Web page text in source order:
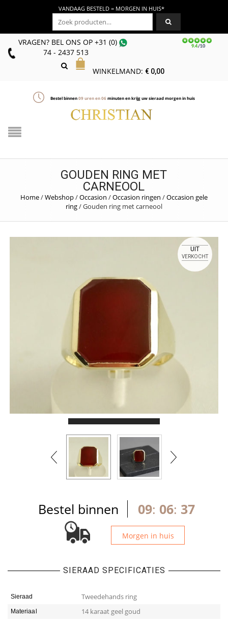
VANDAAG BESTELD = MORGEN IN HUIS*
Zoeken naar:
VRAGEN? BEL ONS OP+31 (0)
74 - 2437 513
WINKELMAND: €0,00
Bestel binnen09uren en06minuten en krijg uw sieraad morgen in huis
GOUDEN RING MET
CARNEOOL
Home/Webshop/Occasion /Occasion ringen /Occasion gele
ring/Gouden ring met carneool
UIT
VERKOCHT
Bestel binnen 09: 06: 36
Morgen in huis
SIERAAD SPECIFICATIES
Sieraad Tweedehands ring
Materiaal 14 karaat geel goud